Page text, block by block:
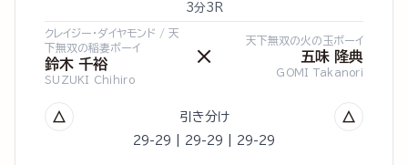
3分3R
クレイジー・ダイヤモンド / 天
下無双の稲妻ボーイ
鈴木 千裕
SUZUKI Chihiro
×
天下無双の火の玉ボーイ
五味 隆典
GOMI Takanori
△ 引き分け △
29-29 | 29-29 | 29-29